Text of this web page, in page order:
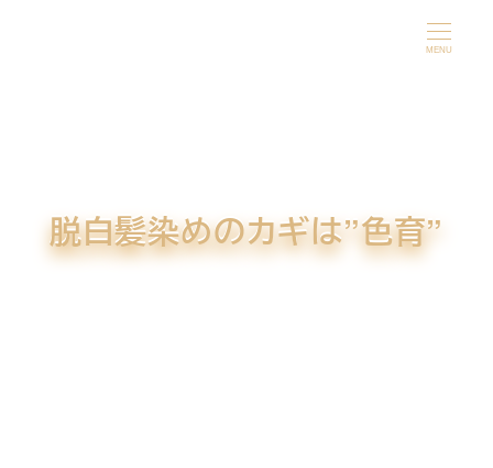
MENU
脱白髪染めのカギは”色育”